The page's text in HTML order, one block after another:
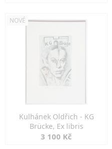
NOVÉ
Kulhánek Oldřich - KG
Brücke, Ex libris
3 100 Kč